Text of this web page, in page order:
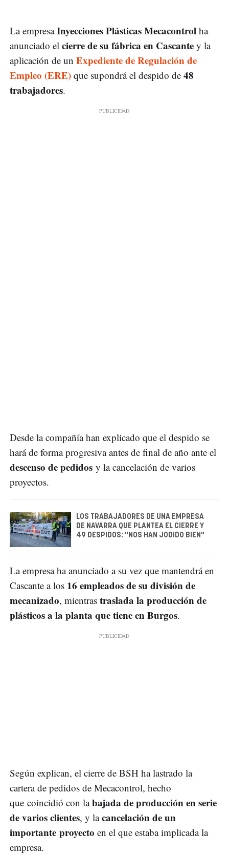
La empresaInyecciones Plásticas Mecacontrol ha
anunciado el cierre de su fábrica en Cascante y la
aplicación de un Expediente de Regulación de
Empleo (ERE) que supondrá el despido de 48
trabajadores.
Desde la compañía han explicado que el despido se
hará de forma progresiva antes de final de año ante el
descenso de pedidos y la cancelación de varios
proyectos.
LOS TRABAJADORES DE UNA EMPRESA
DE NAVARRA QUE PLANTEA EL CIERRE Y
49 DESPIDOS: "NOS HAN JODIDO BIEN"
La empresa ha anunciado a su vez que mantendrá en
Cascante a los 16 empleados de su división de
mecanizado, mientras traslada la producción de
plásticos a la planta que tiene en Burgos.
Según explican, el cierre de BSH ha lastrado la
cartera de pedidos de Mecacontrol, hecho
que coincidió con labajada de producción en serie
de varios clientes, y lacancelación de un
importante proyecto en el que estaba implicada la
empresa.